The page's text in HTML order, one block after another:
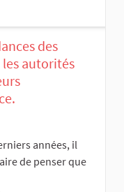
des
les autorités
années, il
de penser que